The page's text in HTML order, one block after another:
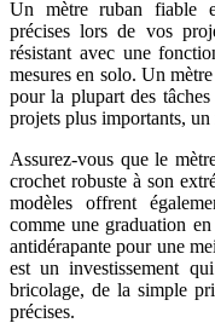
Un mètre ruban fiable
précises lors de vos
résistant avec une
mesures en solo. Un
pour la plupart des
projets plus importants, un
Assurez-vous que le
crochet robuste à son
modèles offrent
comme une graduation
antidérapante pour une
est un investissement
bricolage, de la simple
précises.